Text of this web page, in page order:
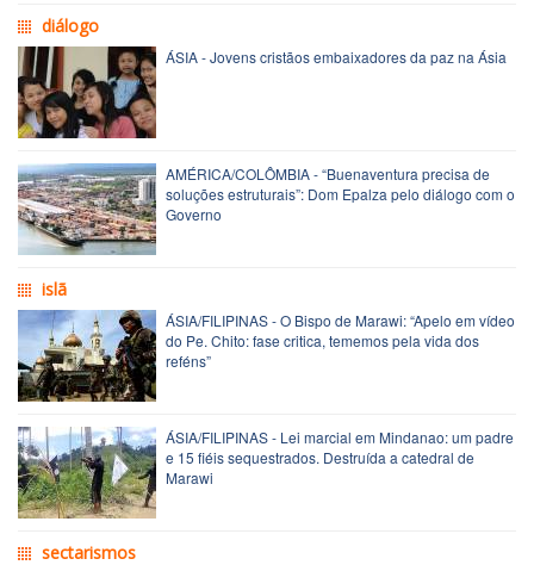
diálogo
ÁSIA - Jovens cristãos embaixadores da paz na Ásia
AMÉRICA/COLÔMBIA - “Buenaventura precisa de
soluções estruturais”: Dom Epalza pelo diálogo com o
Governo
islã
ÁSIA/FILIPINAS - O Bispo de Marawi: “Apelo em vídeo
do Pe. Chito: fase critica, tememos pela vida dos
reféns”
ÁSIA/FILIPINAS - Lei marcial em Mindanao: um padre
e 15 fiéis sequestrados. Destruída a catedral de
Marawi
sectarismos